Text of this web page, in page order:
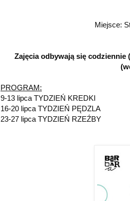
Miejsce:
Zajęcia odbywają się codziennie
PROGRAM:
9-13 lipca TYDZIEŃ KREDKI
16-20 lipca TYDZIEŃ PĘDZLA
23-27 lipca TYDZIEŃ RZEŹBY